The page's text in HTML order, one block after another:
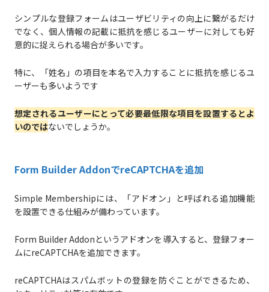
シンプルな登録フォームはユーザビリティの向上に繋がるだけ
でなく、個人情報の記載に抵抗を感じるユーザーに対しても好
意的に捉えられる場合が多いです。
特に、「姓名」の項目を本名で入力することに抵抗を感じるユ
ーザーも多いようです
想定されるユーザーにとって必要最低限な項目を設置するとよ
いのではないでしょうか。
Form Builder AddonでreCAPTCHAを追加
Simple Membershipには、「アドオン」と呼ばれる追加機能
を設置できる仕組みが備わっています。
Form Builder Addonというアドオンを導入すると、登録フォー
ムにreCAPTCHAを追加できます。
reCAPTCHAはスパムボットの登録を防ぐことができるため、